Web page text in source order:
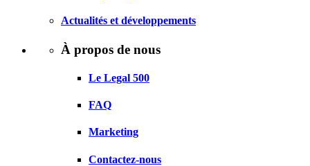
Actualités et développements
À propos de nous
Le Legal 500
FAQ
Marketing
Contactez-nous